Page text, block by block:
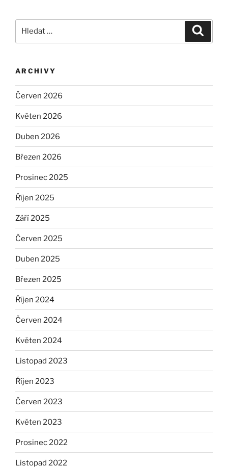
ARCHIVY
Červen 2026
Květen 2026
Duben 2026
Březen 2026
Prosinec 2025
Říjen 2025
Září 2025
Červen 2025
Duben 2025
Březen 2025
Říjen 2024
Červen 2024
Květen 2024
Listopad 2023
Říjen 2023
Červen 2023
Květen 2023
Prosinec 2022
Listopad 2022